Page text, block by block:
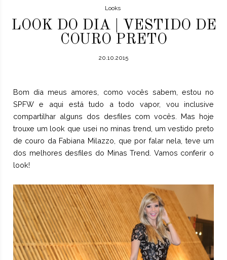
Looks
LOOK DO DIA | VESTIDO DE
COURO PRETO
20.10.2015
Bom dia meus amores, como vocês sabem, estou no
SPFW e aqui está tudo a todo vapor, vou inclusive
compartilhar alguns dos desfiles com vocês. Mas hoje
trouxe um look que usei no minas trend, um vestido preto
de couro da Fabiana Milazzo, que por falar nela, teve um
dos melhores desfiles do Minas Trend. Vamos conferir o
look!